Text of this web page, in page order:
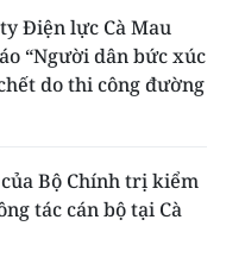
Điện lực Cà Mau
“Người dân bức xúc
do thi công đường
Bộ Chính trị kiểm
tác cán bộ tại Cà